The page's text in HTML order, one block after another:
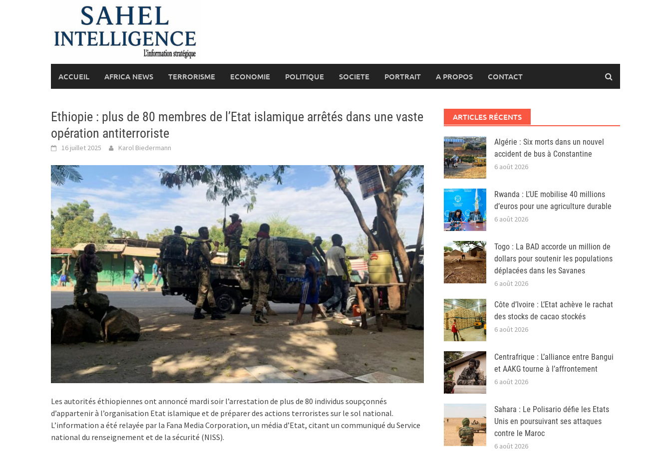
ACCUEIL AFRICA NEWS TERRORISME ECONOMIE POLITIQUE SOCIETE PORTRAIT A PROPOS CONTACT
Ethiopie : plus de 80 membres de l’Etat islamique arrêtés dans une vaste
opération antiterroriste
16 juillet 2025 Karol Biedermann
Les autorités éthiopiennes ont annoncé mardi soir l’arrestation de plus de 80 individus soupçonnés
d’appartenir à l’organisation Etat islamique et de préparer des actions terroristes sur le sol national.
L’information a été relayée par la Fana Media Corporation, un média d’Etat, citant un communiqué du Service
national du renseignement et de la sécurité (NISS).
ARTICLES RÉCENTS
Algérie : Six morts dans un nouvel
accident de bus à Constantine
6 août 2026
Rwanda : L’UE mobilise 40 millions
d’euros pour une agriculture durable
6 août 2026
Togo : La BAD accorde un million de
dollars pour soutenir les populations
déplacées dans les Savanes
6 août 2026
Côte d’Ivoire : L’Etat achève le rachat
des stocks de cacao stockés
6 août 2026
Centrafrique : L’alliance entre Bangui
et AAKG tourne à l’affrontement
6 août 2026
Sahara : Le Polisario défie les Etats
Unis en poursuivant ses attaques
contre le Maroc
6 août 2026